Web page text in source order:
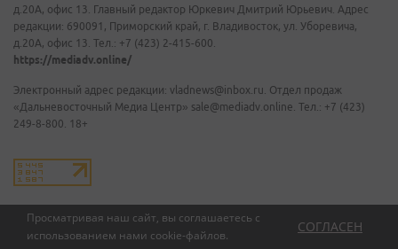
Просматривая наш сайт, вы соглашаетесь с
использованием нами cookie-файлов.
СОГЛАСЕН
д.20А, офис 13. Главный редактор Юркевич Дмитрий Юрьевич. Адрес
редакции: 690091, Приморский край, г. Владивосток, ул. Уборевича,
д.20А, офис 13. Тел.: +7 (423) 2-415-600.
https://mediadv.online/
Электронный адрес редакции: vladnews@inbox.ru. Отдел продаж
«Дальневосточный Медиа Центр» sale@mediadv.online. Тел.: +7 (423)
249-8-800. 18+